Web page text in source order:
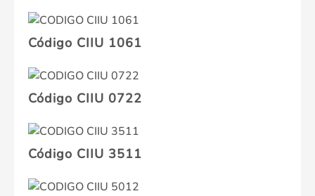
Código CIIU 1061
Código CIIU 0722
Código CIIU 3511